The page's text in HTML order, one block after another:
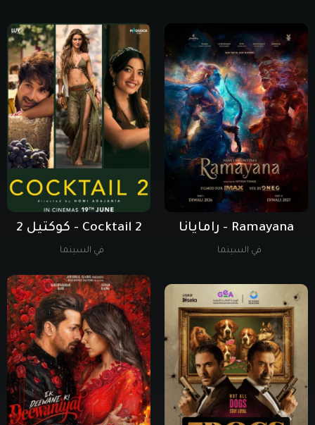
Ramayana - رامايانا
في السينما
Cocktail 2 - كوكتيل 2
في السينما